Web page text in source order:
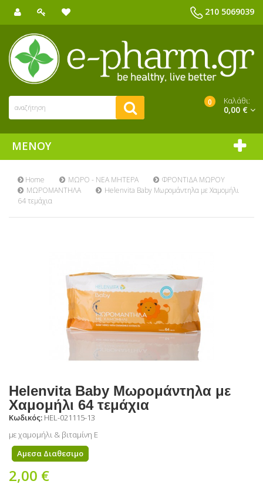
210 5069039
0 Καλάθι:
0,00 €
ΜΕΝΟΎ
Home ΜΩΡΟ - ΝΕΑ ΜΗΤΕΡΑ
ΦΡΟΝΤΙΔΑ ΜΩΡΟΥ
ΜΩΡΟΜΑΝΤΗΛΑ
Helenvita Baby Μωρομάντηλα με Χαμομήλι
64 τεμάχια
Helenvita Baby Μωρομάντηλα με
Χαμομήλι 64 τεμάχια
Κωδικός: HEL-021115-13
με χαμομήλι & βιταμίνη Ε
Αμεσα Διαθεσιμο
2,00 €